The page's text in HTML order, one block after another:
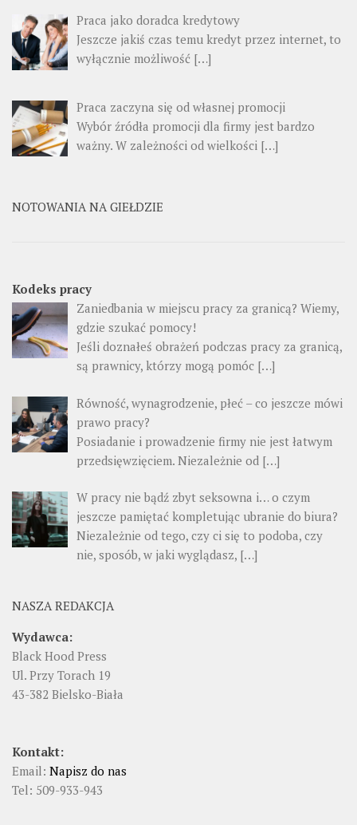
Praca jako doradca kredytowy
Jeszcze jakiś czas temu kredyt przez internet, to
wyłącznie możliwość […]
Praca zaczyna się od własnej promocji
Wybór źródła promocji dla firmy jest bardzo
ważny. W zależności od wielkości […]
NOTOWANIA NA GIEŁDZIE
Kodeks pracy
Zaniedbania w miejscu pracy za granicą? Wiemy,
gdzie szukać pomocy!
Jeśli doznałeś obrażeń podczas pracy za granicą,
są prawnicy, którzy mogą pomóc […]
Równość, wynagrodzenie, płeć – co jeszcze mówi
prawo pracy?
Posiadanie i prowadzenie firmy nie jest łatwym
przedsięwzięciem. Niezależnie od […]
W pracy nie bądź zbyt seksowna i… o czym
jeszcze pamiętać kompletując ubranie do biura?
Niezależnie od tego, czy ci się to podoba, czy
nie, sposób, w jaki wyglądasz, […]
NASZA REDAKCJA
Wydawca:
Black Hood Press
Ul. Przy Torach 19
43-382 Bielsko-Biała
Kontakt:
Email: Napisz do nas
Tel: 509-933-943